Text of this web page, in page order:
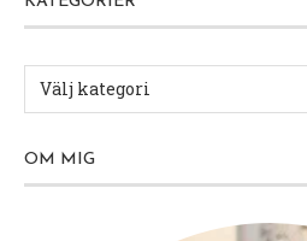
OM MIG